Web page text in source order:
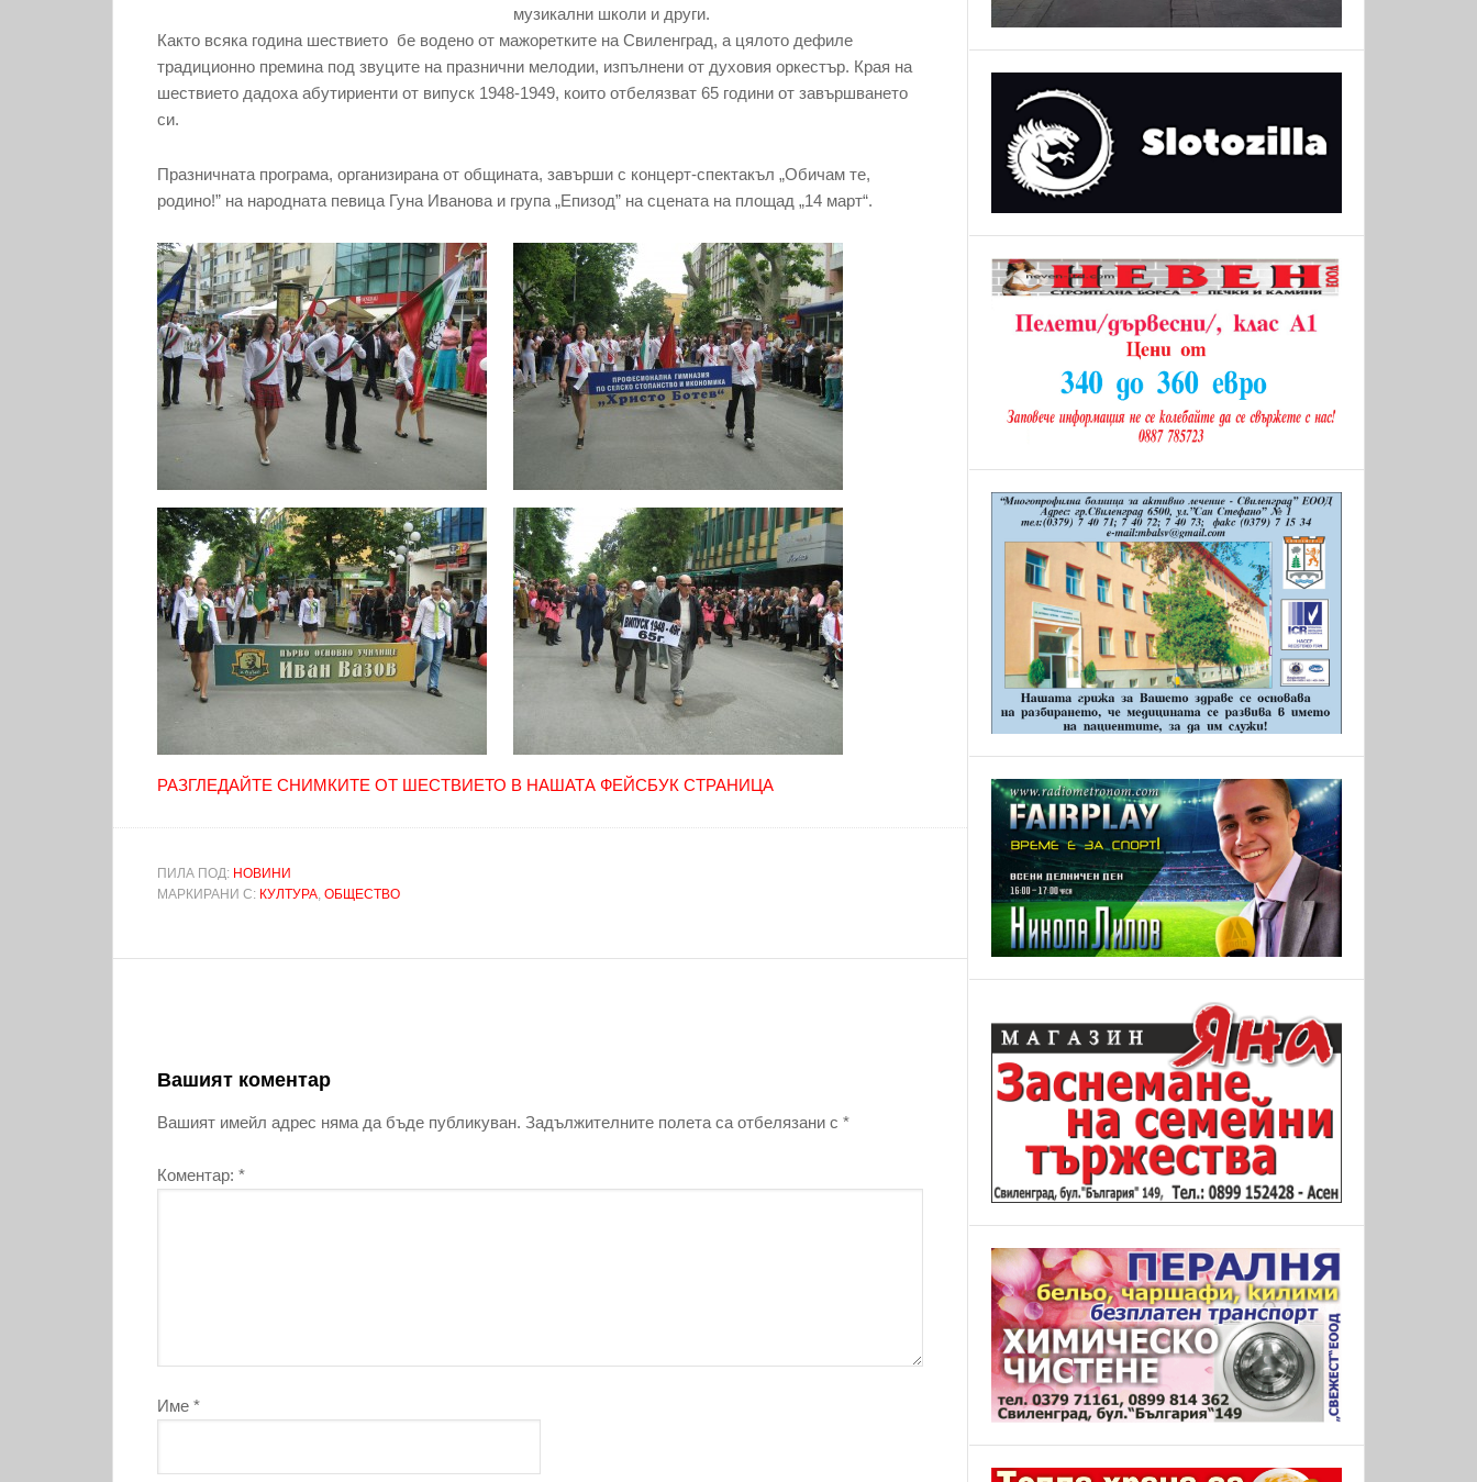
музикални школи и други.
Както всяка година шествието бе водено от мажоретките на Свиленград, а цялото дефиле
традиционно премина под звуците на празнични мелодии, изпълнени от духовия оркестър. Края на
шествието дадоха абутириенти от випуск 1948-1949, които отбелязват 65 години от завършването
си.
Празничната програма, организирана от общината, завърши с концерт-спектакъл „Обичам те,
родино!” на народната певица Гуна Иванова и група „Епизод” на сцената на площад „14 март“.
РАЗГЛЕДАЙТЕ СНИМКИТЕ ОТ ШЕСТВИЕТО В НАШАТА ФЕЙСБУК СТРАНИЦА
ПИЛА ПОД: НОВИНИ
МАРКИРАНИ С: КУЛТУРА, ОБЩЕСТВО
Вашият коментар
Вашият имейл адрес няма да бъде публикуван. Задължителните полета са отбелязани с *
Коментар: *
Име *